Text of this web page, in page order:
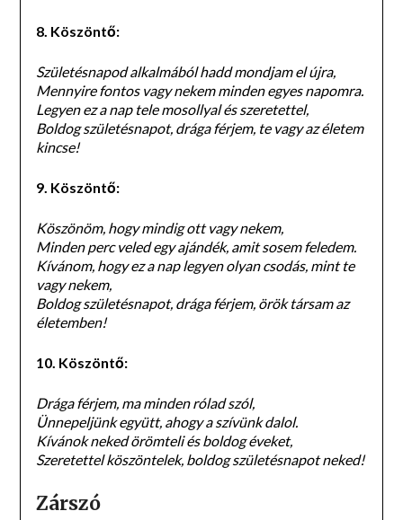
8. Köszöntő:
Születésnapod alkalmából hadd mondjam el újra,
Mennyire fontos vagy nekem minden egyes napomra.
Legyen ez a nap tele mosollyal és szeretettel,
Boldog születésnapot, drága férjem, te vagy az életem
kincse!
9. Köszöntő:
Köszönöm, hogy mindig ott vagy nekem,
Minden perc veled egy ajándék, amit sosem feledem.
Kívánom, hogy ez a nap legyen olyan csodás, mint te
vagy nekem,
Boldog születésnapot, drága férjem, örök társam az
életemben!
10. Köszöntő:
Drága férjem, ma minden rólad szól,
Ünnepeljünk együtt, ahogy a szívünk dalol.
Kívánok neked örömteli és boldog éveket,
Szeretettel köszöntelek, boldog születésnapot neked!
Zárszó